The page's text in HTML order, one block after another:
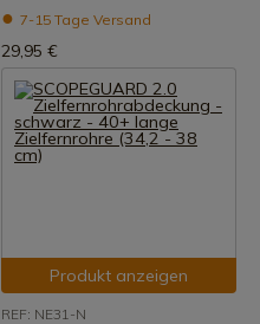
7-15 Tage Versand
29,95 €
Produkt anzeigen
REF: NE31-N